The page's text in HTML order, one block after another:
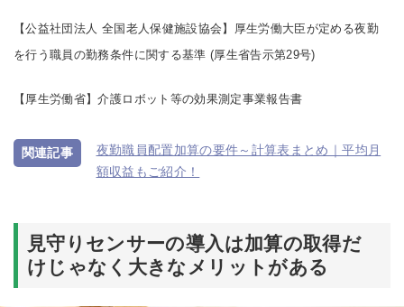
【公益社団法人 全国老人保健施設協会】 厚生労働大臣が定める夜勤
を行う職員の勤務条件に関する基準 (厚生省告示第29号)
【厚生労働省】介護ロボット等の効果測定事業報告書
夜勤職員配置加算の要件～計算表まとめ｜平均月
額収益もご紹介！
見守りセンサーの導入は加算の取得だ
けじゃなく大きなメリットがある